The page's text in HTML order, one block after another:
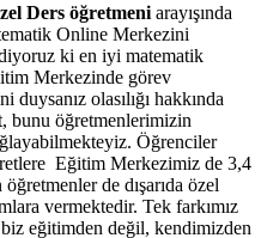
Ders öğretmeni arayışında
Online Merkezini
ki en iyi matematik
Merkezinde görev
olasılığı hakkında
bunu öğretmenlerimizin
Öğrenciler
Eğitim Merkezimiz de 3,4
de dışarıda özel
vermektedir. Tek farkımız
biz eğitimden değil, kendimizden